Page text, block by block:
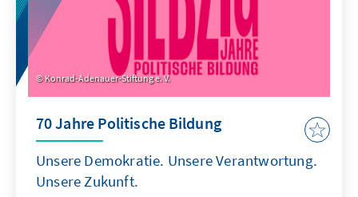
Konrad-Adenauer-Stiftung e. V.
70 Jahre Politische Bildung
Unsere Demokratie. Unsere Verantwortung.
Unsere Zukunft.